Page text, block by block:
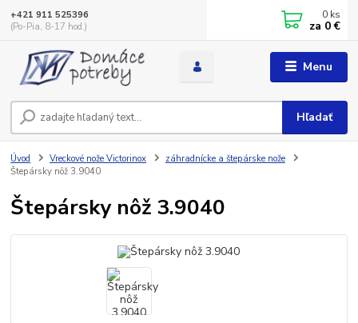
Menu
Hľadať
+421 911 525396
(Po-Pia, 8-17 hod.)
0 ks
za 0 €
Úvod Vreckové nože Victorinox
záhradnícke a štepárske nože
Štepársky nôž 3.9040
Štepársky nôž 3.9040